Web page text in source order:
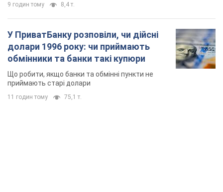
9 годин тому 8,4 т.
У ПриватБанку розповіли, чи дійсні
долари 1996 року: чи приймають
обмінники та банки такі купюри
Що робити, якщо банки та обмінні пункти не
приймають старі долари
11 годин тому 75,1 т.